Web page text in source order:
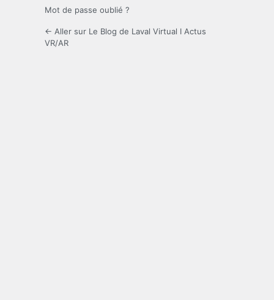
Mot de passe oublié ?
← Aller sur Le Blog de Laval Virtual I Actus
VR/AR